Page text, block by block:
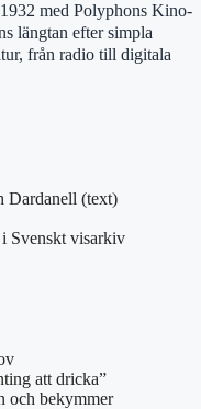
med Polyphons Kino-
längtan efter simpla
från radio till digitala
Dardanell (text)
Svenskt visarkiv
att dricka”
och bekymmer